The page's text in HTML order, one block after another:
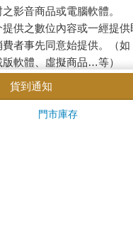
影音商品或電腦軟體。
供之數位內容或一經提
費者事先同意始提供。（
軟體、虛擬商品…等）
衛生用品。（如：內衣褲、
，均享有到貨7天的猶豫
貨到通知
門市庫存